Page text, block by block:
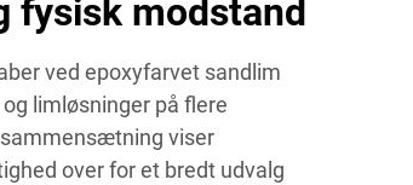
fysisk modstand
ved epoxyfarvet sandlim
limløsninger på flere
viser
over for et bredt udvalg